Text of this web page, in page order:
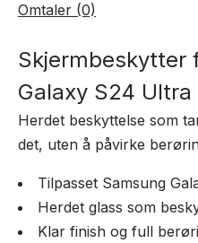
Omtaler (0)
Skjermbeskytter
Galaxy S24 Ultra
Herdet beskyttelse som
det, uten å påvirke
Tilpasset Samsung
Herdet glass som
Klar finish og full